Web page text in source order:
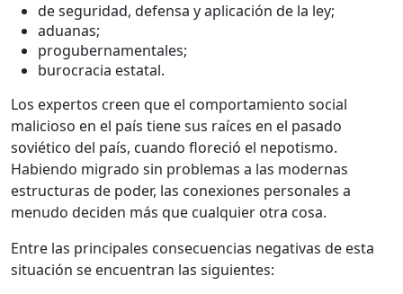
de seguridad, defensa y aplicación de la ley;
aduanas;
progubernamentales;
burocracia estatal.
Los expertos creen que el comportamiento social
malicioso en el país tiene sus raíces en el pasado
soviético del país, cuando floreció el nepotismo.
Habiendo migrado sin problemas a las modernas
estructuras de poder, las conexiones personales a
menudo deciden más que cualquier otra cosa.
Entre las principales consecuencias negativas de esta
situación se encuentran las siguientes: